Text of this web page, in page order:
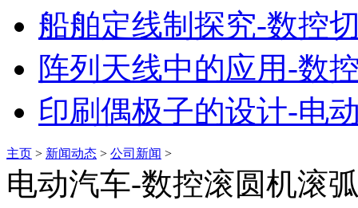
船舶定线制探究-数控
阵列天线中的应用-数
印刷偶极子的设计-电
主页 > 新闻动态 > 公司新闻 >
电动汽车-数控滚圆机滚